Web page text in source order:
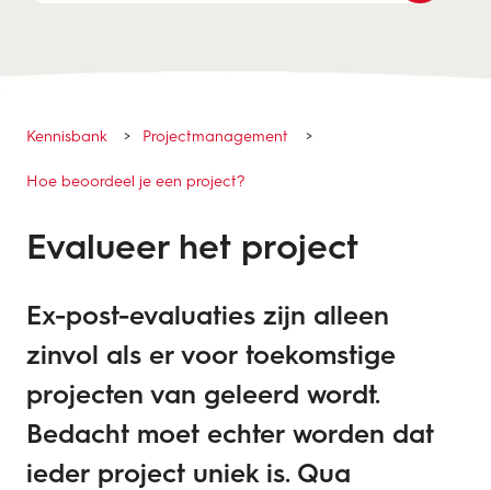
Kennisbank Projectmanagement
Hoe beoordeel je een project?
Evalueer het project
Ex-post-evaluaties zijn alleen
zinvol als er voor toekomstige
projecten van geleerd wordt.
Bedacht moet echter worden dat
ieder project uniek is. Qua